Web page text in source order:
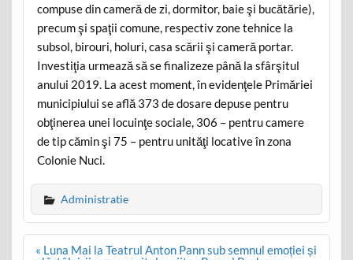
compuse din cameră de zi, dormitor, baie şi bucătărie),
precum şi spaţii comune, respectiv zone tehnice la
subsol, birouri, holuri, casa scării şi cameră portar.
Investiţia urmează să se finalizeze până la sfârşitul
anului 2019. La acest moment, în evidenţele Primăriei
municipiului se află 373 de dosare depuse pentru
obţinerea unei locuinţe sociale, 306 – pentru camere
de tip cămin şi 75 – pentru unităţi locative în zona
Colonie Nuci.
Administratie
Post
« Luna Mai la Teatrul Anton Pann sub semnul emoției și